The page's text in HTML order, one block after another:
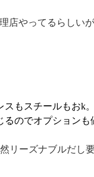
店やってるらしい
もスチールもおk。
るのでオプション
リーズナブルだし